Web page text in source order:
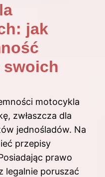
jak
motocykla
zwłaszcza dla
jednośladów. Na
przepisy
prawo
legalnie poruszać